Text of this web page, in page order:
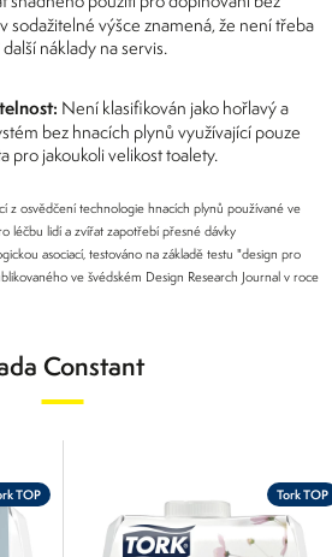
sodažitelné výšce znamená, že není třeba
náklady na servis.
Není klasifikován jako hořlavý a
bez hnacích plynů využívající pouze
pro jakoukoli velikost toalety.
z osvědčení technologie hnacích plynů používané ve
léčbu lidí a zvířat zapotřebí přesné dávky
asociací, testováno na základě testu "design pro
ve švédském Design Research Journal v roce
Constant
TOP Tork TOP